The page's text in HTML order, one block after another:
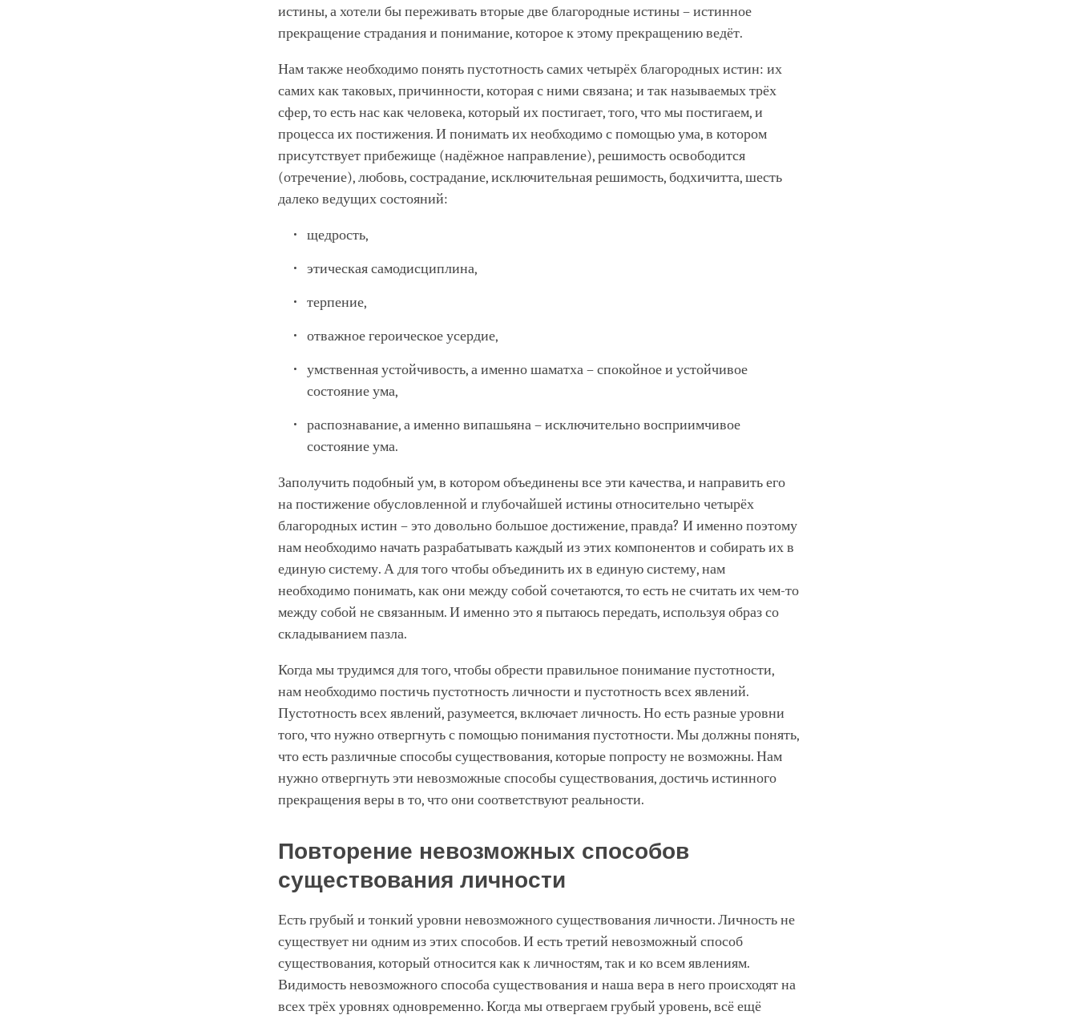
истины, а хотели бы переживать вторые две благородные истины – истинное
прекращение страдания и понимание, которое к этому прекращению ведёт.
Нам также необходимо понять пустотность самих четырёх благородных истин: их
самих как таковых, причинности, которая с ними связана; и так называемых трёх
сфер, то есть нас как человека, который их постигает, того, что мы постигаем, и
процесса их постижения. И понимать их необходимо с помощью ума, в котором
присутствует прибежище (надёжное направление), решимость освободится
(отречение), любовь, сострадание, исключительная решимость, бодхичитта, шесть
далеко ведущих состояний:
щедрость,
этическая самодисциплина,
терпение,
отважное героическое усердие,
умственная устойчивость, а именно шаматха – спокойное и устойчивое
состояние ума,
распознавание, а именно випашьяна – исключительно восприимчивое
состояние ума.
Заполучить подобный ум, в котором объединены все эти качества, и направить его
на постижение обусловленной и глубочайшей истины относительно четырёх
благородных истин – это довольно большое достижение, правда? И именно поэтому
нам необходимо начать разрабатывать каждый из этих компонентов и собирать их в
единую систему. А для того чтобы объединить их в единую систему, нам
необходимо понимать, как они между собой сочетаются, то есть не считать их чем-то
между собой не связанным. И именно это я пытаюсь передать, используя образ со
складыванием пазла.
Когда мы трудимся для того, чтобы обрести правильное понимание пустотности,
нам необходимо постичь пустотность личности и пустотность всех явлений.
Пустотность всех явлений, разумеется, включает личность. Но есть разные уровни
того, что нужно отвергнуть с помощью понимания пустотности. Мы должны понять,
что есть различные способы существования, которые попросту не возможны. Нам
нужно отвергнуть эти невозможные способы существования, достичь истинного
прекращения веры в то, что они соответствуют реальности.
Повторение невозможных способов
существования личности
Есть грубый и тонкий уровни невозможного существования личности. Личность не
существует ни одним из этих способов. И есть третий невозможный способ
существования, который относится как к личностям, так и ко всем явлениям.
Видимость невозможного способа существования и наша вера в него происходят на
всех трёх уровнях одновременно. Когда мы отвергаем грубый уровень, всё ещё